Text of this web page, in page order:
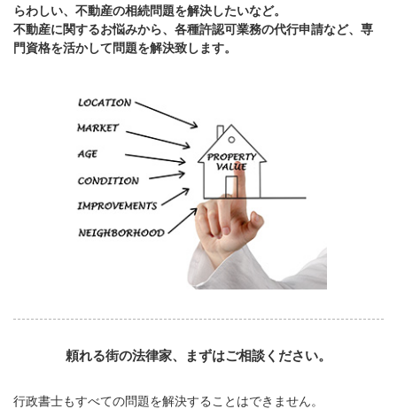
らわしい、不動産の相続問題を解決したいなど。
不動産に関するお悩みから、各種許認可業務の代行申請など、専
門資格を活かして問題を解決致します。
頼れる街の法律家、まずはご相談ください。
行政書士もすべての問題を解決することはできません。